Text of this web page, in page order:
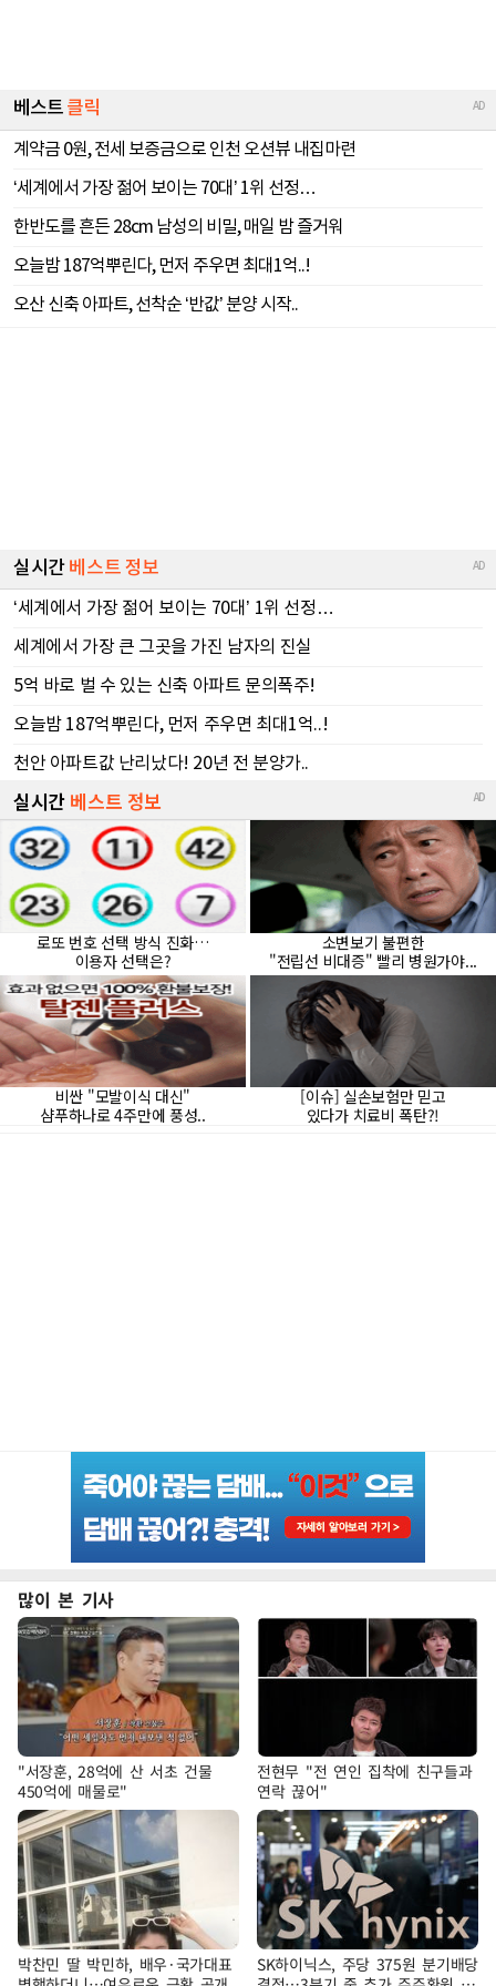
많이 본 기사
"서장훈, 28억에 산 서초 건물
450억에 매물로"
전현무 "전 연인 집착에 친구들과
연락 끊어"
박찬민 딸 박민하, 배우·국가대표
SK하이닉스, 주당 375원 분기배당